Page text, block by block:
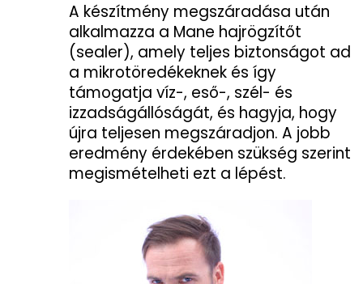
A készítmény megszáradása után
alkalmazza a Mane hajrögzítőt
(sealer), amely teljes biztonságot ad
a mikrotöredékeknek és így
támogatja víz-, eső-, szél- és
izzadságállóságát, és hagyja, hogy
újra teljesen megszáradjon. A jobb
eredmény érdekében szükség szerint
megismételheti ezt a lépést.